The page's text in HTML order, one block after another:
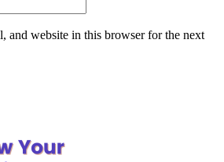
and website in this browser for the next